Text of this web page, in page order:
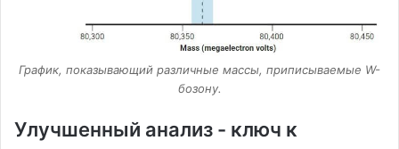
График, показывающий различные массы, приписываемые W-
бозону.
Улучшенный анализ - ключ к